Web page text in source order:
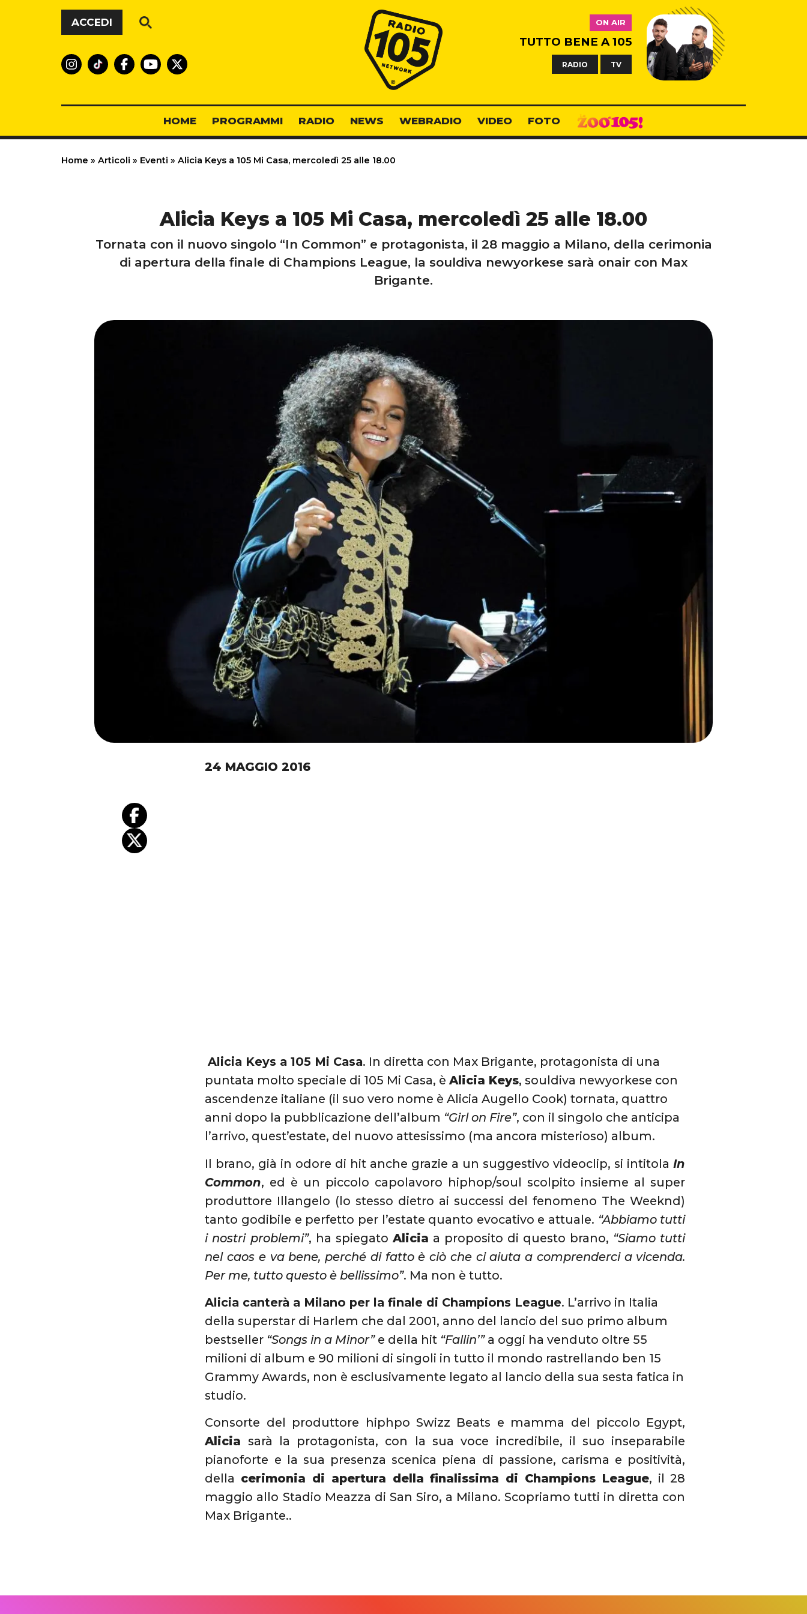
Vai al contenuto
ACCEDI
Radio 105
ON AIR
TUTTO BENE A 105
RADIO TV
HOME PROGRAMMI RADIO NEWS WEBRADIO VIDEO FOTO
Home » Articoli » Eventi » Alicia Keys a 105 Mi Casa, mercoledì 25 alle 18.00
Alicia Keys a 105 Mi Casa, mercoledì 25 alle 18.00
Tornata con il nuovo singolo “In Common” e protagonista, il 28 maggio a Milano, della cerimonia
di apertura della finale di Champions League, la souldiva newyorkese sarà onair con Max
Brigante.
24 MAGGIO 2016
Alicia Keys a 105 Mi Casa. In diretta con Max Brigante, protagonista di una
puntata molto speciale di 105 Mi Casa, èAlicia Keys, souldiva newyorkese con
ascendenze italiane (il suo vero nome è Alicia Augello Cook) tornata, quattro
anni dopo la pubblicazione dell’album “Girl on Fire”, con il singolo che anticipa
l’arrivo, quest’estate, del nuovo attesissimo (ma ancora misterioso) album.
Il brano, già in odore di hit anche grazie a un suggestivo videoclip, si intitolaIn
Common, ed è un piccolo capolavoro hiphop/soul scolpito insieme al super
produttore Illangelo (lo stesso dietro ai successi del fenomeno The Weeknd)
tanto godibile e perfetto per l’estate quanto evocativo e attuale. “Abbiamo tutti
i nostri problemi”, ha spiegato Alicia a proposito di questo brano, “Siamo tutti
nel caos e va bene, perché di fatto è ciò che ci aiuta a comprenderci a vicenda.
Per me, tutto questo è bellissimo”. Ma non è tutto.
Alicia canterà a Milano per la finale di Champions League. L’arrivo in Italia
della superstar di Harlem che dal 2001, anno del lancio del suo primo album
bestseller “Songs in a Minor”e della hit “Fallin’”a oggi ha venduto oltre 55
milioni di album e 90 milioni di singoli in tutto il mondo rastrellando ben 15
Grammy Awards, non è esclusivamente legato al lancio della sua sesta fatica in
studio.
Consorte del produttore hiphpo Swizz Beats e mamma del piccolo Egypt,
Alicia sarà la protagonista, con la sua voce incredibile, il suo inseparabile
pianoforte e la sua presenza scenica piena di passione, carisma e positività,
della cerimonia di apertura della finalissima di Champions League, il 28
maggio allo Stadio Meazza di San Siro, a Milano. Scopriamo tutti in diretta con
Max Brigante..